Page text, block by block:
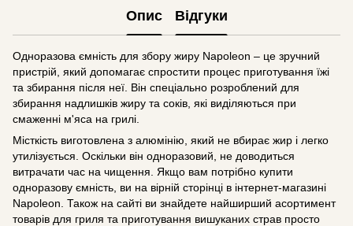
Опис Відгуки
Одноразова ємність для збору жиру Napoleon – це зручний
пристрій, який допомагає спростити процес приготування їжі
та збирання після неї. Він спеціально розроблений для
збирання надлишків жиру та соків, які виділяються при
смаженні м'яса на грилі.
Місткість виготовлена з алюмінію, який не вбирає жир і легко
утилізується. Оскільки він одноразовий, не доводиться
витрачати час на чищення. Якщо вам потрібно купити
одноразову ємність, ви на вірній сторінці в інтернет-магазині
Napoleon. Також на сайті ви знайдете найширший асортимент
товарів для гриля та приготування вишуканих страв просто